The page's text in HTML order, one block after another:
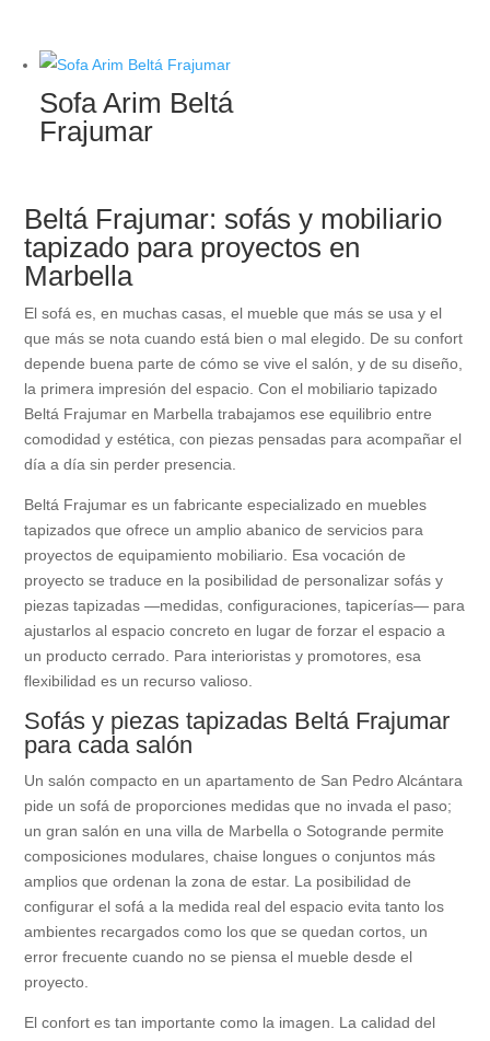
Sofa Arim Beltá
Frajumar
Beltá Frajumar: sofás y mobiliario
tapizado para proyectos en
Marbella
El sofá es, en muchas casas, el mueble que más se usa y el
que más se nota cuando está bien o mal elegido. De su confort
depende buena parte de cómo se vive el salón, y de su diseño,
la primera impresión del espacio. Con el mobiliario tapizado
Beltá Frajumar en Marbella trabajamos ese equilibrio entre
comodidad y estética, con piezas pensadas para acompañar el
día a día sin perder presencia.
Beltá Frajumar es un fabricante especializado en muebles
tapizados que ofrece un amplio abanico de servicios para
proyectos de equipamiento mobiliario. Esa vocación de
proyecto se traduce en la posibilidad de personalizar sofás y
piezas tapizadas —medidas, configuraciones, tapicerías— para
ajustarlos al espacio concreto en lugar de forzar el espacio a
un producto cerrado. Para interioristas y promotores, esa
flexibilidad es un recurso valioso.
Sofás y piezas tapizadas Beltá Frajumar
para cada salón
Un salón compacto en un apartamento de San Pedro Alcántara
pide un sofá de proporciones medidas que no invada el paso;
un gran salón en una villa de Marbella o Sotogrande permite
composiciones modulares, chaise longues o conjuntos más
amplios que ordenan la zona de estar. La posibilidad de
configurar el sofá a la medida real del espacio evita tanto los
ambientes recargados como los que se quedan cortos, un
error frecuente cuando no se piensa el mueble desde el
proyecto.
El confort es tan importante como la imagen. La calidad del